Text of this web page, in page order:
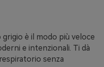
è il modo più veloce
e intenzionali. Ti dà
senza